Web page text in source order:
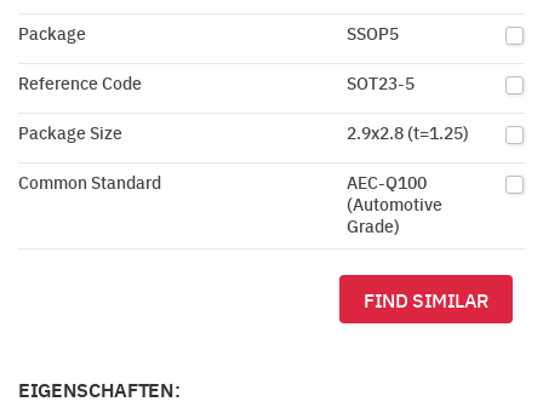
Package SSOP5
Reference Code SOT23-5
Package Size 2.9x2.8 (t=1.25)
Common Standard
AEC-Q100
(Automotive
Grade)
FIND SIMILAR
EIGENSCHAFTEN: